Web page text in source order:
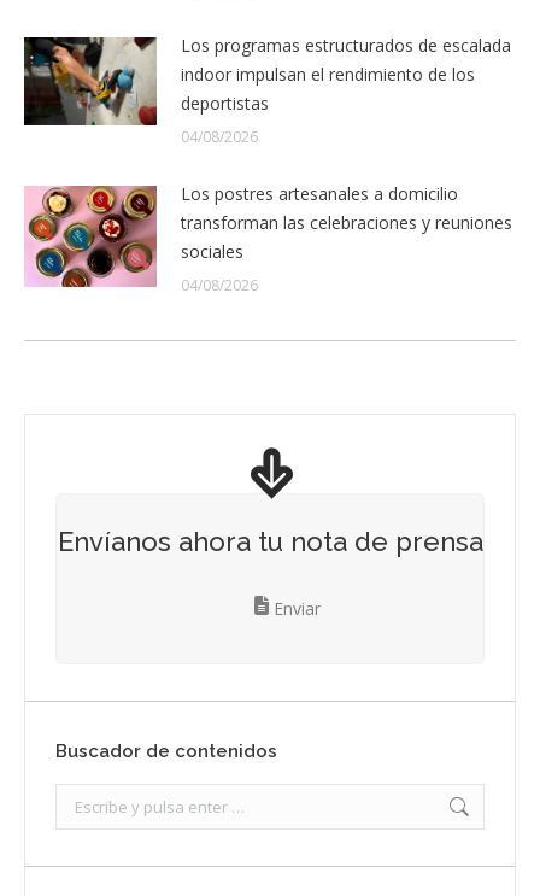
Los programas estructurados de escalada
indoor impulsan el rendimiento de los
deportistas
04/08/2026
Los postres artesanales a domicilio
transforman las celebraciones y reuniones
sociales
04/08/2026
Envíanos ahora tu nota de prensa
Enviar
Buscador de contenidos